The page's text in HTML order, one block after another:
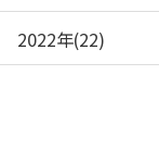
2022年(22)